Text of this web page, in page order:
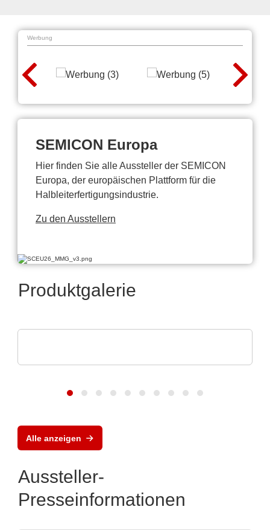
Werbung
SEMICON Europa
Hier finden Sie alle Aussteller der SEMICON
Europa, der europäischen Plattform für die
Halbleiterfertigungsindustrie.
Zu den Ausstellern
Produktgalerie
Alle anzeigen
Aussteller-
Presseinformationen